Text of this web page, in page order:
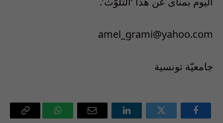
amel_grami@yahoo.com
جامعيّة تونسية
فيسبوك تويتر لينكدإن
البريد
واتساب Copy